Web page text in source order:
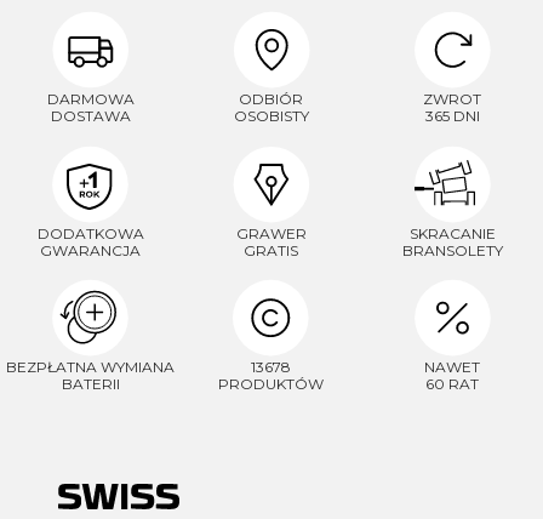
DARMOWA
DOSTAWA
ODBIÓR
OSOBISTY
ZWROT
365 DNI
DODATKOWA
GWARANCJA
GRAWER
GRATIS
SKRACANIE
BRANSOLETY
BEZPŁATNA WYMIANA
BATERII
13678
PRODUKTÓW
NAWET
60 RAT